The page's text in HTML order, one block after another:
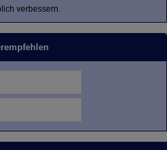
verbessern.